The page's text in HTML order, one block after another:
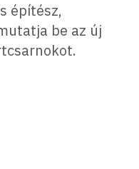
építész,
be az új